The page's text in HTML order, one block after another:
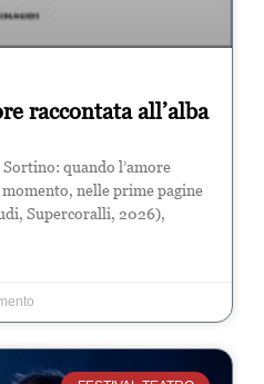
raccontata all’alba
quando l’amore
momento, nelle prime pagine
Supercoralli, 2026),